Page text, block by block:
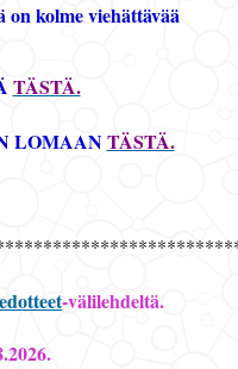
on kolme viehättävää
TÄSTÄ.
LOMAANTÄSTÄ.
-välilehdeltä.
.2026.